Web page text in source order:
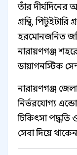
তাঁর দীর্ঘদিনের
গ্রন্থি, পিটুইটারি
হরমোনজনিত
নারায়ণগঞ্জ
ডায়াগনস্টিক
নারায়ণগঞ্জ
নির্ভরযোগ্য
চিকিৎসা পদ্ধতি
সেবা দিয়ে